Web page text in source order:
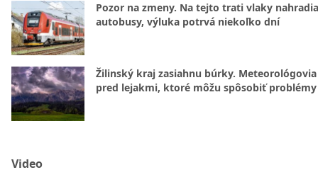
Pozor na zmeny. Na tejto trati vlaky nahradia
autobusy, výluka potrvá niekoľko dní
Žilinský kraj zasiahnu búrky.
pred lejakmi, ktoré môžu spôsobiť problémy
Video